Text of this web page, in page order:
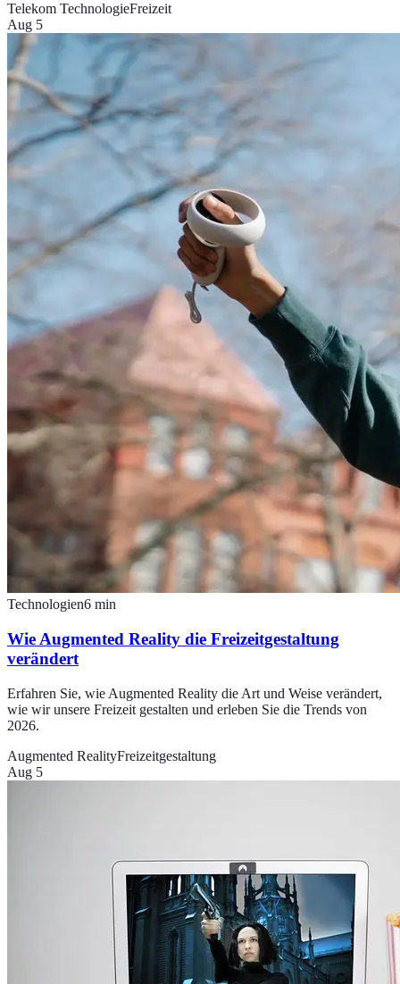
Telekom TechnologieFreizeit
Aug 5
Technologien6 min
Wie Augmented Reality die Freizeitgestaltung
verändert
Erfahren Sie, wie Augmented Reality die Art und Weise verändert,
wie wir unsere Freizeit gestalten und erleben Sie die Trends von
2026.
Augmented RealityFreizeitgestaltung
Aug 5